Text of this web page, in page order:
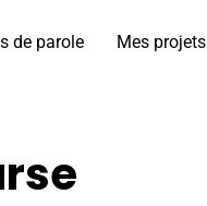
de parole Mes projets